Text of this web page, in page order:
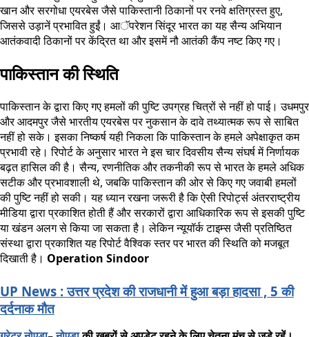
खान और सरगोधा एयरबेस जैसे पाकिस्तानी ठिकानों पर रनवे क्षतिग्रस्त हुए,
जिससे उड़ानें प्रभावित हुईं। आॅपरेशन सिंदूर भारत का यह सैन्य अभियान
आतंकवादी ठिकानों पर केंद्रित था और इसमें नौ आतंकी कैंप नष्ट किए गए।
पाकिस्तान की स्थिति
पाकिस्तान के द्वारा किए गए हमलों की पुष्टि उपग्रह चित्रों से नहीं हो पाई। उधमपुर
और आदमपुर जैसे भारतीय एयरबेस पर नुकसान के दावे तथ्यात्मक रूप से साबित
नहीं हो सके। इसका निष्कर्ष यही निकला कि पाकिस्तान के हमले अपेक्षाकृत कम
प्रभावी रहे। रिपोर्ट के अनुसार भारत ने इस चार दिवसीय सैन्य संघर्ष में निर्णायक
बढ़त हासिल की है। सैन्य, रणनीतिक और तकनीकी रूप से भारत के हमले अधिक
सटीक और प्रभावशाली थे, जबकि पाकिस्तान की ओर से किए गए जवाबी हमलों
की पुष्टि नहीं हो सकी। यह ध्यान रखना जरूरी है कि ऐसी रिपोर्ट्स अंतरराष्ट्रीय
मीडिया द्वारा प्रकाशित होती हैं और सरकारों द्वारा आधिकारिक रूप से इसकी पुष्टि
या खंडन अलग से किया जा सकता है। लेकिन न्यूयॉर्क टाइम्स जैसी प्रतिष्ठित
संस्था द्वारा प्रकाशित यह रिपोर्ट वैश्विक स्तर पर भारत की स्थिति को मजबूत
दिखाती है। Operation Sindoor
UP News : उत्तर प्रदेश की राजधानी में हुआ बड़ा हादसा , 5 की
दर्दनाक मौत